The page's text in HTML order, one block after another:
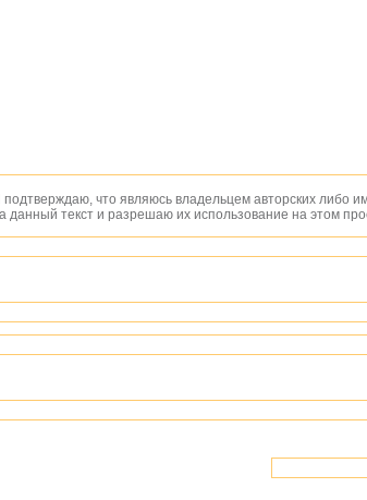
подтверждаю, что являюсь владельцем авторских либо
данный текст и разрешаю их использование на этом